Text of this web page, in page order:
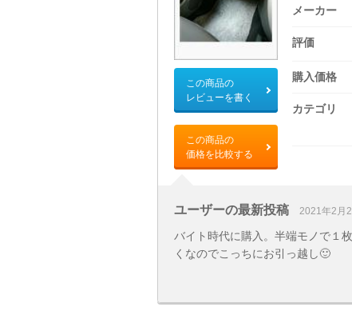
この商品の
レビューを書く
この商品の
価格を比較する
メーカー
評価
購入価格
カテゴリ
ユーザーの最新投稿 2021年2月
バイト時代に購入。半端モノで１
くなのでこっちにお引っ越し🙂